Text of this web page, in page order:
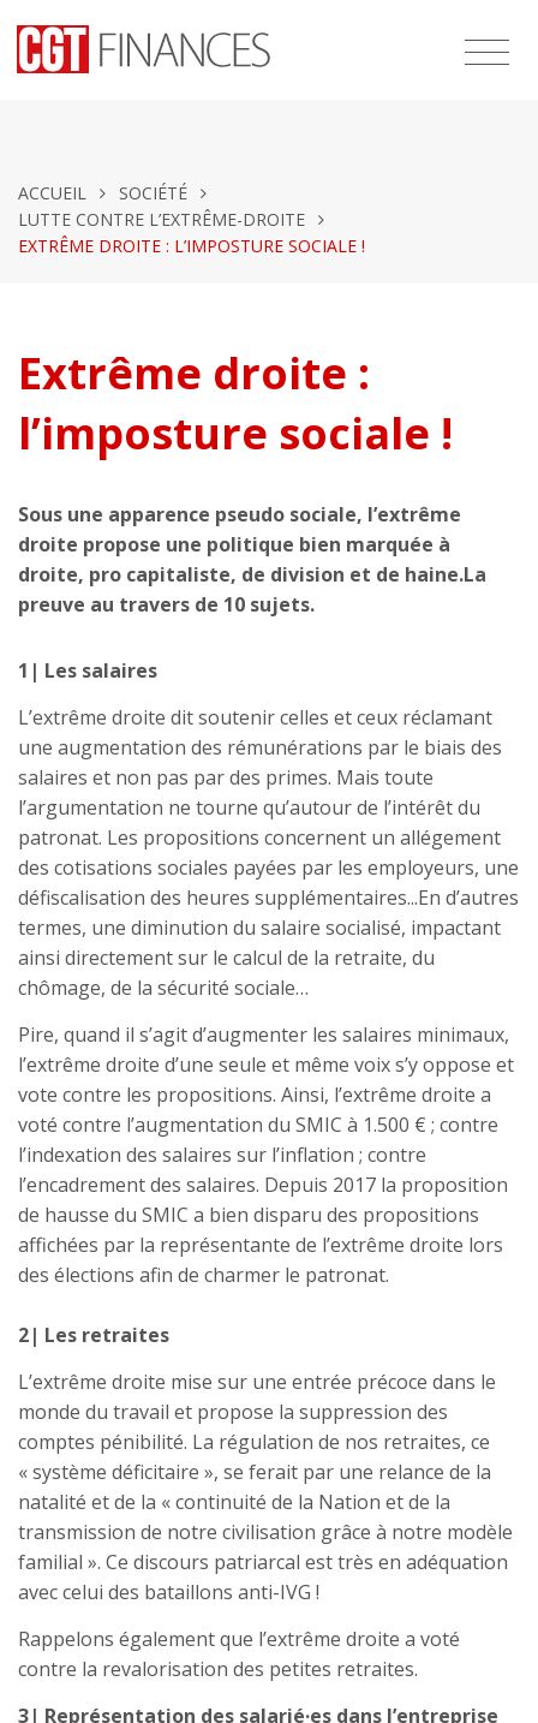
ACCUEIL
SOCIÉTÉ
LUTTE CONTRE L’EXTRÊME-DROITE
EXTRÊME DROITE : L’IMPOSTURE SOCIALE !
Extrême droite :
l’imposture sociale !
Sous une apparence pseudo sociale, l’extrême
droite propose une politique bien marquée à
droite, pro capitaliste, de division et de haine.La
preuve au travers de 10 sujets.
1| Les salaires
L’extrême droite dit soutenir celles et ceux réclamant
une augmentation des rémunérations par le biais des
salaires et non pas par des primes. Mais toute
l’argumentation ne tourne qu’autour de l’intérêt du
patronat. Les propositions concernent un allégement
des cotisations sociales payées par les employeurs, une
défiscalisation des heures supplémentaires...En d’autres
termes, une diminution du salaire socialisé, impactant
ainsi directement sur le calcul de la retraite, du
chômage, de la sécurité sociale…
Pire, quand il s’agit d’augmenter les salaires minimaux,
l’extrême droite d’une seule et même voix s’y oppose et
vote contre les propositions. Ainsi, l’extrême droite a
voté contre l’augmentation du SMIC à 1.500 € ; contre
l’indexation des salaires sur l’inflation ; contre
l’encadrement des salaires. Depuis 2017 la proposition
de hausse du SMIC a bien disparu des propositions
affichées par la représentante de l’extrême droite lors
des élections afin de charmer le patronat.
2| Les retraites
L’extrême droite mise sur une entrée précoce dans le
monde du travail et propose la suppression des
comptes pénibilité. La régulation de nos retraites, ce
« système déficitaire », se ferait par une relance de la
natalité et de la « continuité de la Nation et de la
transmission de notre civilisation grâce à notre modèle
familial ». Ce discours patriarcal est très en adéquation
avec celui des bataillons anti-IVG !
Rappelons également que l’extrême droite a voté
contre la revalorisation des petites retraites.
3| Représentation des salarié·es dans l’entreprise